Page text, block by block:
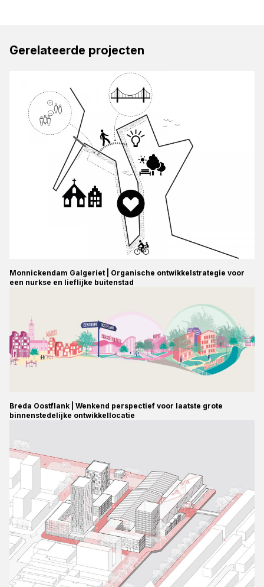
Gerelateerde projecten
Monnickendam Galgeriet | Organische ontwikkelstrategie voor
een nurkse en lieflijke buitenstad
Breda Oostflank | Wenkend perspectief voor laatste grote
binnenstedelijke ontwikkellocatie